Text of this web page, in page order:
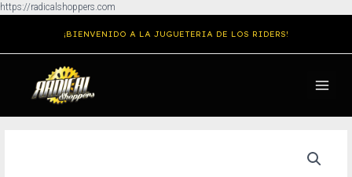
https://radicalshoppers.com
contenido
¡BIENVENIDO A LA JUGUETERIA DE LOS RIDERS!
MENU